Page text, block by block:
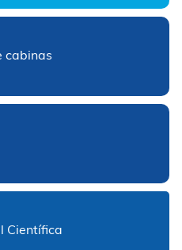
cabinas
Científica